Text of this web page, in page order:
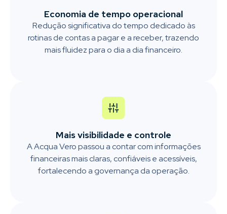
Economia de tempo operacional
Redução significativa do tempo dedicado às
rotinas de contas a pagar e a receber, trazendo
mais fluidez para o dia a dia financeiro.
Mais visibilidade e controle
A Acqua Vero passou a contar com informações
financeiras mais claras, confiáveis e acessíveis,
fortalecendo a governança da operação.